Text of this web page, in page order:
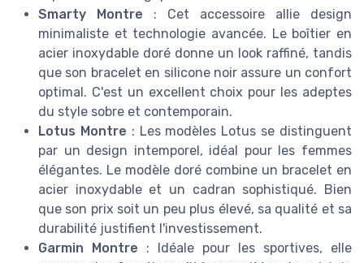
Smarty Montre : Cet accessoire allie design
minimaliste et technologie avancée. Le boîtier en
acier inoxydable doré donne un look raffiné, tandis
que son bracelet en silicone noir assure un confort
optimal. C'est un excellent choix pour les adeptes
du style sobre et contemporain.
Lotus Montre : Les modèles Lotus se distinguent
par un design intemporel, idéal pour les femmes
élégantes. Le modèle doré combine un bracelet en
acier inoxydable et un cadran sophistiqué. Bien
que son prix soit un peu plus élevé, sa qualité et sa
durabilité justifient l'investissement.
Garmin Montre : Idéale pour les sportives, elle